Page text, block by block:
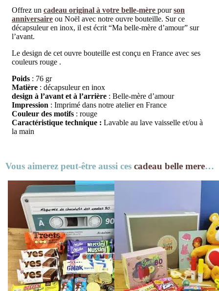
Offrez un cadeau original à votre belle-mère pourson
anniversaire ou Noël avec notre ouvre bouteille. Sur ce
décapsuleur en inox, il est écrit “Ma belle-mère d’amour” sur
l’avant.
Le design de cet ouvre bouteille est conçu en France avec ses
couleurs rouge .
Poids : 76 gr
Matière : décapsuleur en inox
design à l’avant et à l’arrière : Belle-mère d’amour
Impression : Imprimé dans notre atelier en France
Couleur des motifs : rouge
Caractéristique technique : Lavable au lave vaisselle et/ou à
la main
Vous aimerez peut-être aussi ces cadeau belle mere…